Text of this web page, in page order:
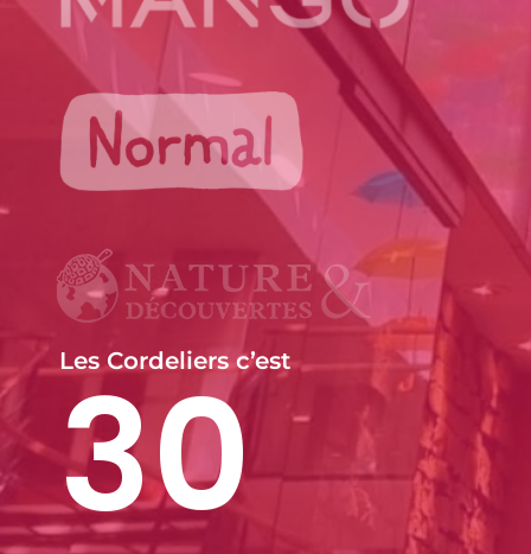
Les Cordeliers c’est
30